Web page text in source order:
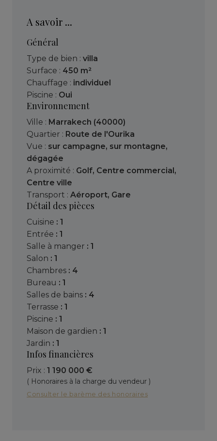
A savoir ...
Général
Type de bien : villa
Surface : 450 m²
Chauffage : individuel
Piscine : Oui
Environnement
Ville : Marrakech (40000)
Quartier : Route de l'Ourika
Vue : sur campagne, sur montagne,
dégagée
A proximité : Golf, Centre commercial,
Centre ville
Transport : Aéroport, Gare
Détail des pièces
cuisine : 1
entrée : 1
salle à manger : 1
salon : 1
chambres : 4
bureau : 1
salles de bains : 4
terrasse : 1
piscine : 1
maison de gardien : 1
jardin : 1
Infos financières
Prix : 1 190 000 €
( Honoraires à la charge du vendeur )
Consulter le barème des honoraires